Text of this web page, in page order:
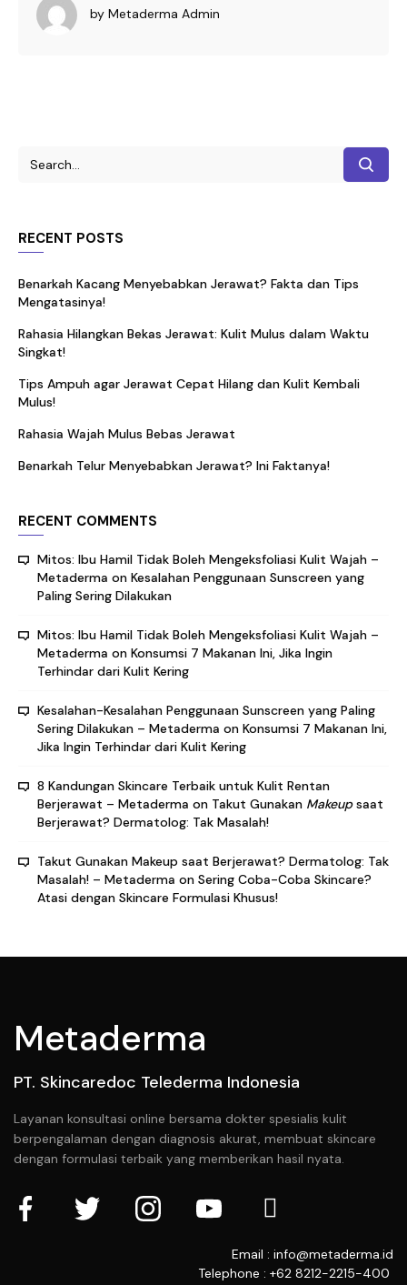
by Metaderma Admin
RECENT POSTS
Benarkah Kacang Menyebabkan Jerawat? Fakta dan Tips
Mengatasinya!
Rahasia Hilangkan Bekas Jerawat: Kulit Mulus dalam Waktu
Singkat!
Tips Ampuh agar Jerawat Cepat Hilang dan Kulit Kembali
Mulus!
Rahasia Wajah Mulus Bebas Jerawat
Benarkah Telur Menyebabkan Jerawat? Ini Faktanya!
RECENT COMMENTS
Mitos: Ibu Hamil Tidak Boleh Mengeksfoliasi Kulit Wajah –
Metaderma on Kesalahan Penggunaan Sunscreen yang
Paling Sering Dilakukan
Mitos: Ibu Hamil Tidak Boleh Mengeksfoliasi Kulit Wajah –
Metaderma on Konsumsi 7 Makanan Ini, Jika Ingin
Terhindar dari Kulit Kering
Kesalahan-Kesalahan Penggunaan Sunscreen yang Paling
Sering Dilakukan – Metaderma on Konsumsi 7 Makanan Ini,
Jika Ingin Terhindar dari Kulit Kering
8 Kandungan Skincare Terbaik untuk Kulit Rentan
Berjerawat – Metaderma on Takut Gunakan Makeupsaat
Berjerawat? Dermatolog: Tak Masalah!
Takut Gunakan Makeup saat Berjerawat? Dermatolog: Tak
Masalah! – Metaderma on Sering Coba-Coba Skincare?
Atasi dengan Skincare Formulasi Khusus!
Metaderma
PT. Skincaredoc Telederma Indonesia
Layanan konsultasi online bersama dokter spesialis kulit
berpengalaman dengan diagnosis akurat, membuat skincare
dengan formulasi terbaik yang memberikan hasil nyata.
Email : info@metaderma.id
Telephone : +62 8212-2215-400